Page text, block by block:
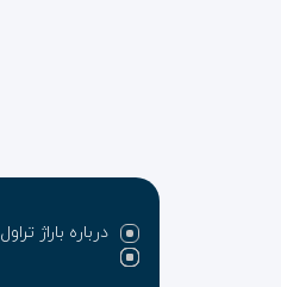
درباره باراژ تراول